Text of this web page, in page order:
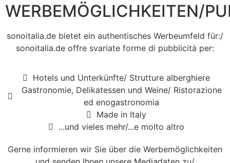
WERBEMÖGLICHKEITEN/
sonoitalia.de bietet ein authentisches Werbeumfeld für:/
sonoitalia.de offre svariate forme di pubblicità per:
Hotels und Unterkünfte/ Strutture alberghiere
Gastronomie, Delikatessen und Weine/ Ristorazione
ed enogastronomia
Made in Italy
...und vieles mehr/...e molto altro
Gerne informieren wir Sie über die Werbemöglichkeiten